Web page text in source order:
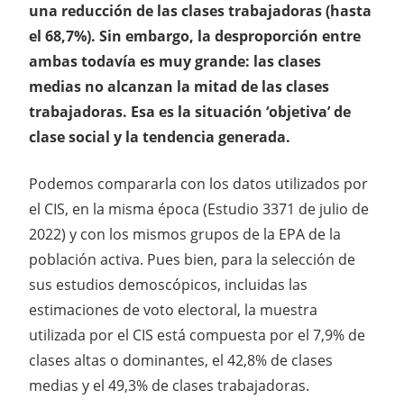
una reducción de las clases trabajadoras (hasta
el 68,7%). Sin embargo, la desproporción entre
ambas todavía es muy grande: las clases
medias no alcanzan la mitad de las clases
trabajadoras. Esa es la situación ‘objetiva’ de
clase social y la tendencia generada.
Podemos compararla con los datos utilizados por
el CIS, en la misma época (Estudio 3371 de julio de
2022) y con los mismos grupos de la EPA de la
población activa. Pues bien, para la selección de
sus estudios demoscópicos, incluidas las
estimaciones de voto electoral, la muestra
utilizada por el CIS está compuesta por el 7,9% de
clases altas o dominantes, el 42,8% de clases
medias y el 49,3% de clases trabajadoras.